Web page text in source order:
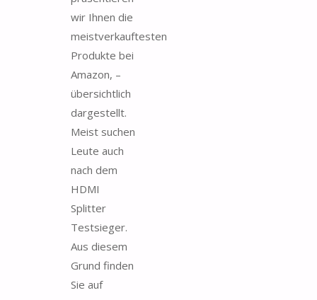
wir Ihnen die
meistverkauftesten
Produkte bei
Amazon, –
übersichtlich
dargestellt.
Meist suchen
Leute auch
nach dem
HDMI
Splitter
Testsieger.
Aus diesem
Grund finden
Sie auf